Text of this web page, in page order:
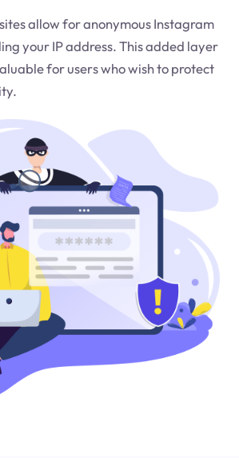
allow for anonymous Instagram
your IP address. This added layer
for users who wish to protect